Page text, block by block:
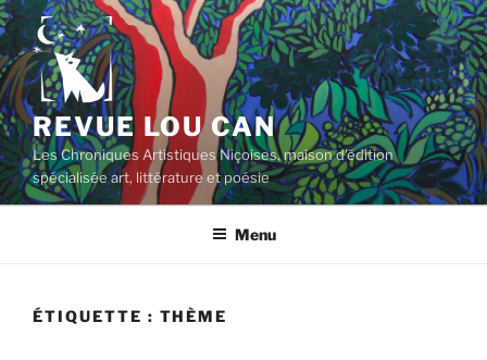
Aller
au
contenu
principal
REVUE LOU CAN
Les Chroniques Artistiques Niçoises, maison d'édition
spécialisée art, littérature et poésie
Menu
ÉTIQUETTE : THÈME